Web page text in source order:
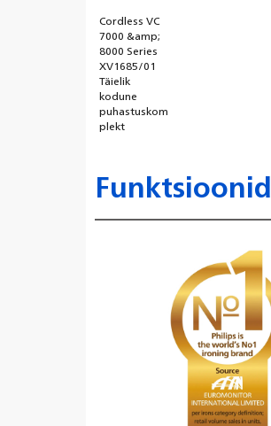
Cordless VC
7000 &amp;
8000 Series
XV1685/01
Täielik
kodune
puhastuskom
plekt
Funktsioonid